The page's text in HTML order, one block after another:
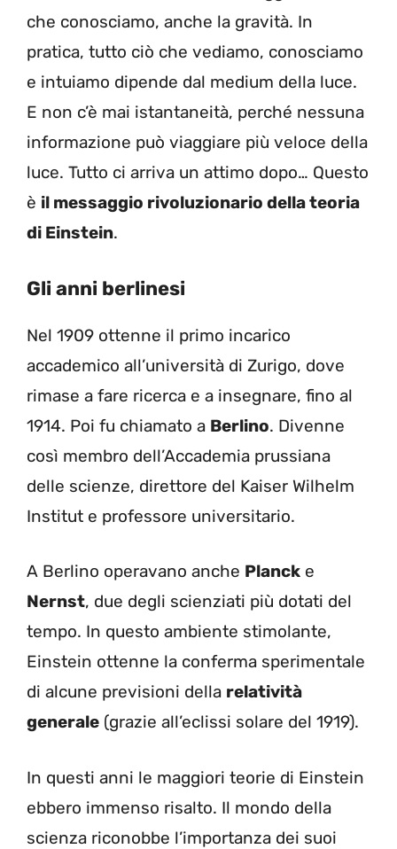
che conosciamo, anche la gravità. In
pratica, tutto ciò che vediamo, conosciamo
e intuiamo dipende dal medium della luce.
E non c’è mai istantaneità, perché nessuna
informazione può viaggiare più veloce della
luce. Tutto ci arriva un attimo dopo… Questo
è il messaggio rivoluzionario della teoria
di Einstein.
Gli anni berlinesi
Nel 1909 ottenne il primo incarico
accademico all’università di Zurigo, dove
rimase a fare ricerca e a insegnare, fino al
1914. Poi fu chiamato a Berlino. Divenne
così membro dell’Accademia prussiana
delle scienze, direttore del Kaiser Wilhelm
Institut e professore universitario.
A Berlino operavano anche Planck e
Nernst, due degli scienziati più dotati del
tempo. In questo ambiente stimolante,
Einstein ottenne la conferma sperimentale
di alcune previsioni della relatività
generale (grazie all’eclissi solare del 1919).
In questi anni le maggiori teorie di Einstein
ebbero immenso risalto. Il mondo della
scienza riconobbe l’importanza dei suoi